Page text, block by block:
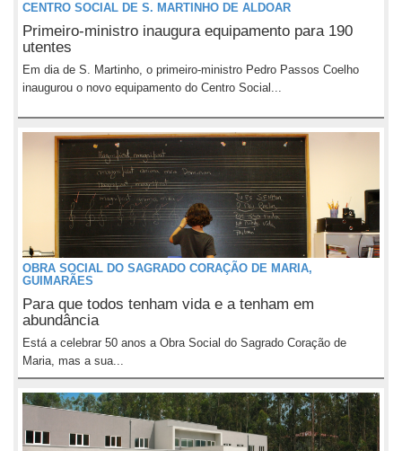
CENTRO SOCIAL DE S. MARTINHO DE ALDOAR
Primeiro-ministro inaugura equipamento para 190
utentes
Em dia de S. Martinho, o primeiro-ministro Pedro Passos Coelho
inaugurou o novo equipamento do Centro Social...
OBRA SOCIAL DO SAGRADO CORAÇÃO DE MARIA,
GUIMARÃES
Para que todos tenham vida e a tenham em
abundância
Está a celebrar 50 anos a Obra Social do Sagrado Coração de
Maria, mas a sua...